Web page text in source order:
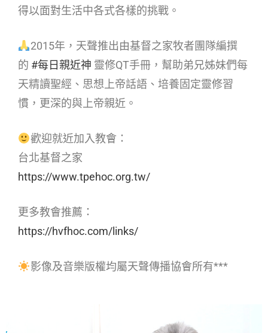
得以面對生活中各式各樣的挑戰。
2015年，天聲推出由基督之家牧者團隊編撰
的 #每日親近神 靈修QT手冊，幫助弟兄姊妹們每
天精讀聖經、思想上帝話語、培養固定靈修習
慣，更深的與上帝親近。
歡迎就近加入教會：
台北基督之家
https://www.tpehoc.org.tw/
更多教會推薦：
https://hvfhoc.com/links/
影像及音樂版權均屬天聲傳播協會所有***